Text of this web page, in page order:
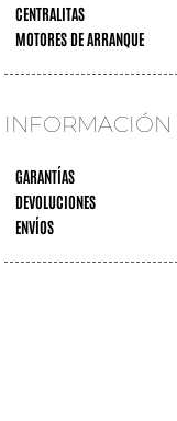
CENTRALITAS
MOTORES DE ARRANQUE
INFORMACIÓN
GARANTÍAS
DEVOLUCIONES
ENVÍOS